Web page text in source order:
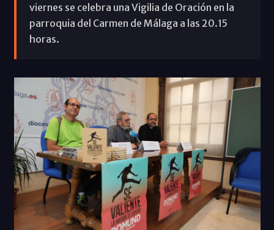
viernes se celebra una Vigilia de Oración en la
parroquia del Carmen de Málaga a las 20.15
horas.